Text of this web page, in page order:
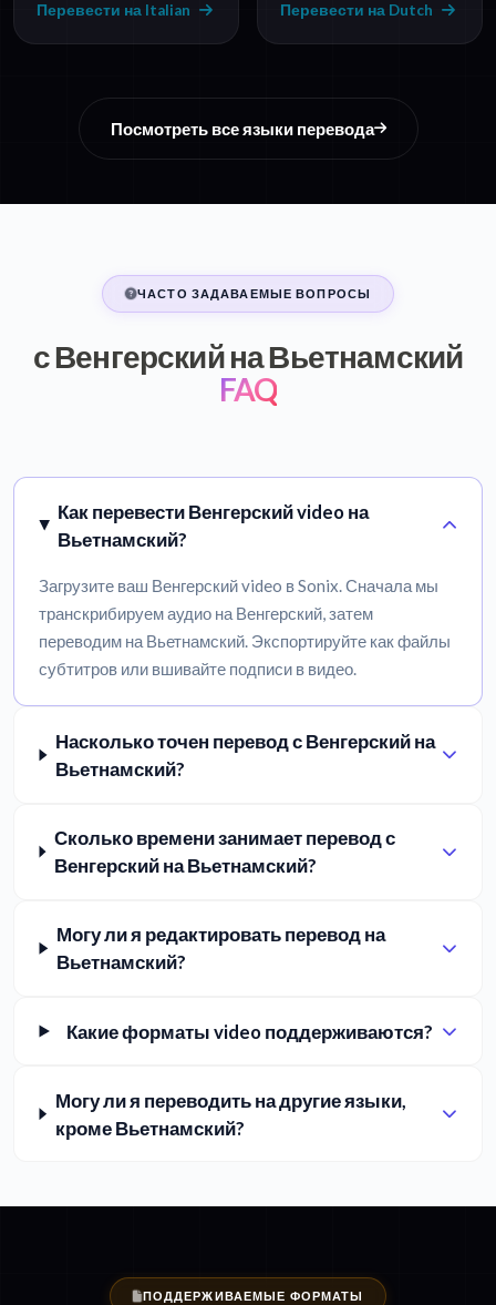
Перевести на Italian Перевести на Dutch
Посмотреть все языки перевода
ЧАСТО ЗАДАВАЕМЫЕ ВОПРОСЫ
с Венгерский на Вьетнамский
FAQ
Как перевести Венгерский video на
Вьетнамский?
Загрузите ваш Венгерский video в Sonix. Сначала мы
транскрибируем аудио на Венгерский, затем
переводим на Вьетнамский. Экспортируйте как файлы
субтитров или вшивайте подписи в видео.
Насколько точен перевод с Венгерский на
Вьетнамский?
Сколько времени занимает перевод с
Венгерский на Вьетнамский?
Могу ли я редактировать перевод на
Вьетнамский?
Какие форматы video поддерживаются?
Могу ли я переводить на другие языки,
кроме Вьетнамский?
ПОДДЕРЖИВАЕМЫЕ ФОРМАТЫ